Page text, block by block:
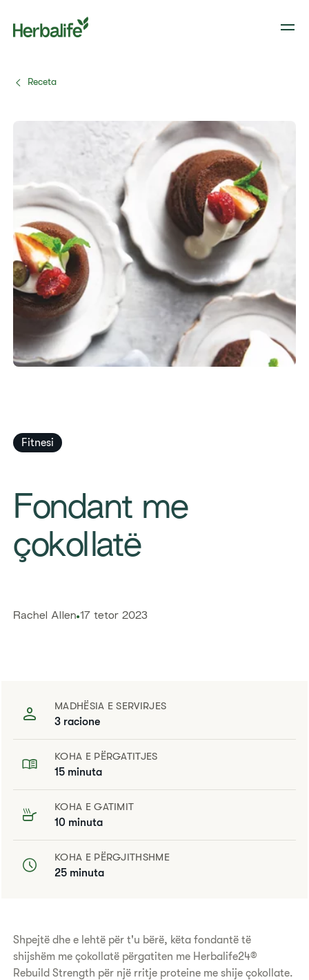
Receta
Fitnesi
​Fondant me
çokollatë
​Rachel Allen 17 tetor 2023
MADHËSIA E SERVIRJES
3 racione
KOHA E PËRGATITJES
15 minuta
KOHA E GATIMIT
10 minuta
KOHA E PËRGJITHSHME
25 minuta
​Shpejtë dhe e lehtë për t'u bërë, këta fondantë të
shijshëm me çokollatë përgatiten me Herbalife24®
Rebuild Strength për një rritje proteine ​​me shije çokollate.